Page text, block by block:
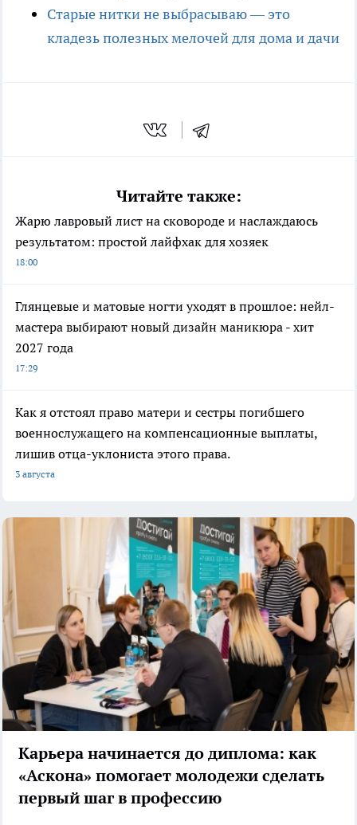
Старые нитки не выбрасываю — это
кладезь полезных мелочей для дома и дачи
Читайте также:
Жарю лавровый лист на сковороде и наслаждаюсь
результатом: простой лайфхак для хозяек
18:00
Глянцевые и матовые ногти уходят в прошлое: нейл-
мастера выбирают новый дизайн маникюра - хит
2027 года
17:29
Как я отстоял право матери и сестры погибшего
военнослужащего на компенсационные выплаты,
лишив отца-уклониста этого права.
3 августа
Карьера начинается до диплома: как
«Аскона» помогает молодежи сделать
первый шаг в профессию